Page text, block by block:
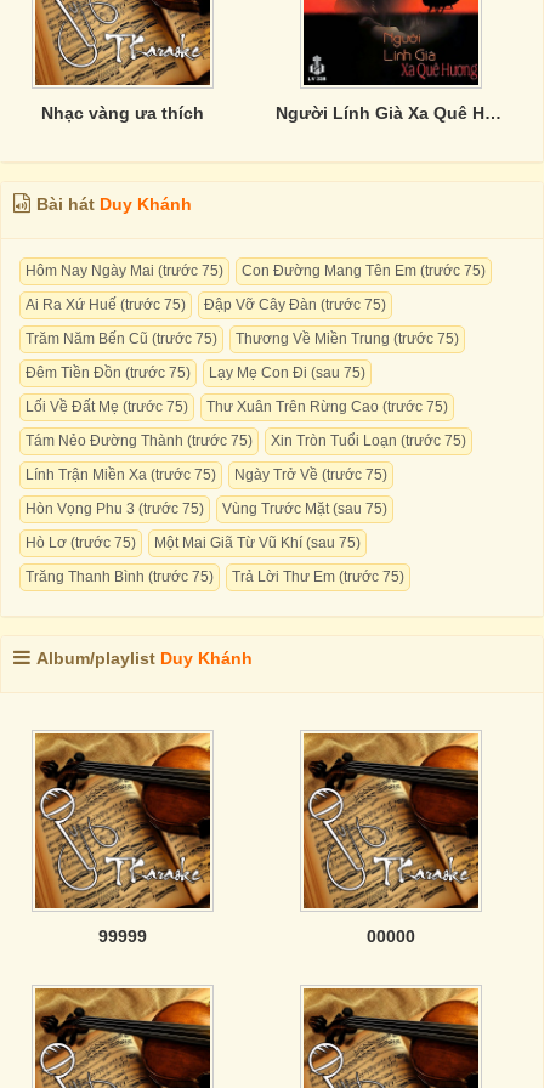
Nhạc vàng ưa thích Người Lính Già Xa Quê Hương - CD4
Bài hát Duy Khánh
Hôm Nay Ngày Mai (trước 75)
Con Đường Mang Tên Em (trước 75)
Ai Ra Xứ Huế (trước 75)
Đập Vỡ Cây Đàn (trước 75)
Trăm Năm Bến Cũ (trước 75)
Thương Về Miền Trung (trước 75)
Đêm Tiền Đồn (trước 75)
Lạy Mẹ Con Đi (sau 75)
Lối Về Đất Mẹ (trước 75)
Thư Xuân Trên Rừng Cao (trước 75)
Tám Nẻo Đường Thành (trước 75)
Xin Tròn Tuổi Loạn (trước 75)
Lính Trận Miền Xa (trước 75)
Ngày Trở Về (trước 75)
Hòn Vọng Phu 3 (trước 75)
Vùng Trước Mặt (sau 75)
Hò Lơ (trước 75)
Một Mai Giã Từ Vũ Khí (sau 75)
Trăng Thanh Bình (trước 75)
Trả Lời Thư Em (trước 75)
Album/playlist Duy Khánh
99999 00000